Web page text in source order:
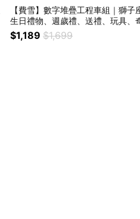
【費雪】數字堆疊工程車組｜獅子
生日禮物、週歲禮、送禮、玩具、
$1,189 $1,699